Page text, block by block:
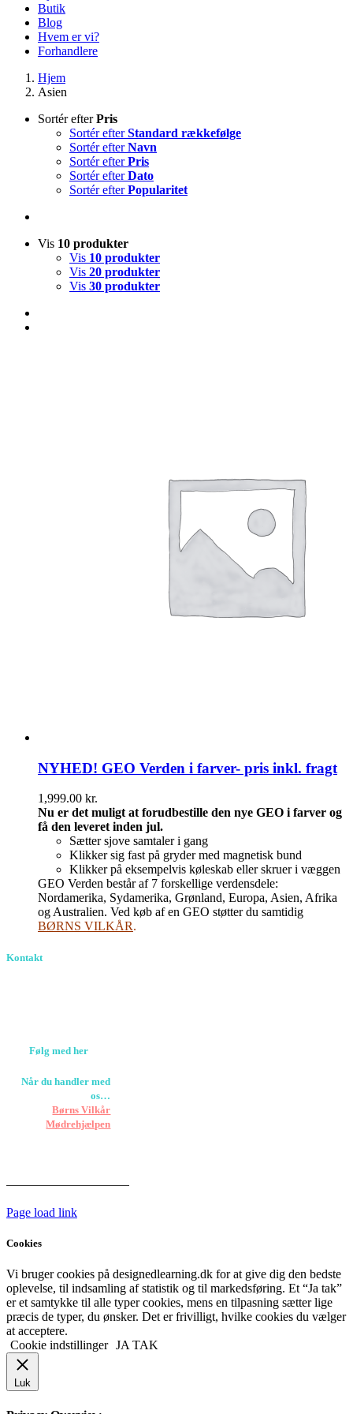
Butik
Blog
Hvem er vi?
Forhandlere
Hjem
Asien
Sortér efterPris
Sortér efterStandard rækkefølge
Sortér efterNavn
Sortér efterPris
Sortér efterDato
Sortér efterPopularitet
Vis 10 produkter
Vis 10 produkter
Vis 20 produkter
Vis 30 produkter
NYHED! GEO Verden i farver- pris inkl. fragt
1,999.00 kr.
Nu er det muligt at forudbestille den nye GEO i farver og
få den leveret inden jul.
Sætter sjove samtaler i gang
Klikker sig fast på gryder med magnetisk bund
Klikker på eksempelvis køleskab eller skruer i væggen
GEO Verden består af 7 forskellige verdensdele:
Nordamerika, Sydamerika, Grønland, Europa, Asien, Afrika
og Australien. Ved køb af en GEO støtter du samtidig
BØRNS VILKÅR.
Kontakt
Følg med her
Når du handler med
os…
Støtter viBørns Vilkår
ogMødrehjælpen
Page load link
Cookies
Vi bruger cookies på designedlearning.dk for at give dig den bedste
oplevelse, til indsamling af statistik og til markedsføring. Et “Ja tak”
er et samtykke til alle typer cookies, mens en tilpasning sætter lige
præcis de typer, du ønsker. Det er frivilligt, hvilke cookies du vælger
at acceptere.
Cookie indstillinger JA TAK
Luk